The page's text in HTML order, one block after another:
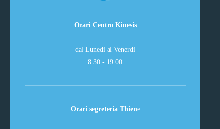
Orari Centro Kinesis
dal Lunedì al Venerdì
8.30 - 19.00
Orari segreteria Thiene